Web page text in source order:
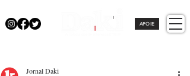
APOIE
Jornal Daki